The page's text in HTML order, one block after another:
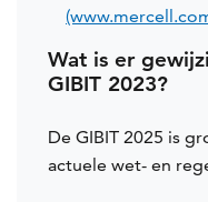
Wat is er
GIBIT 2023?
De GIBIT 2025 is
actuele wet- en